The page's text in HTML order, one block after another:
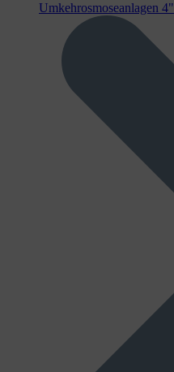
Umkehrosmoseanlagen 4"